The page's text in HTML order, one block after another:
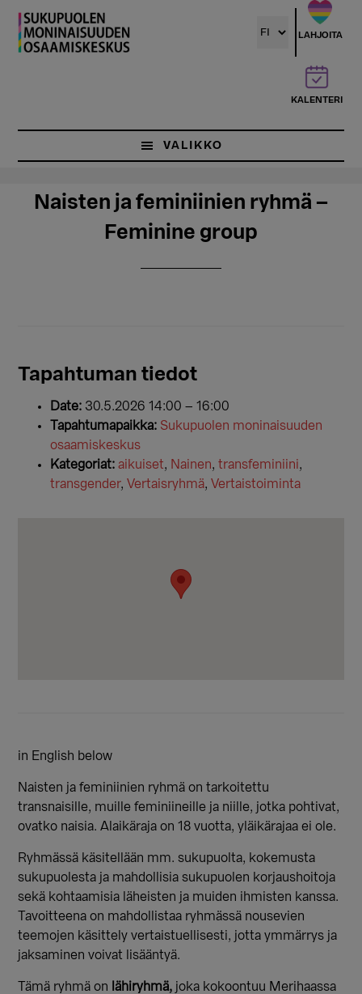
Hyppää
pääsisältöön
LAHJOITA
KALENTERI
VALIKKO
Naisten ja feminiinien ryhmä –
Feminine group
Tapahtuman tiedot
Date: 30.5.2026 14:00 –16:00
Tapahtumapaikka: Sukupuolen moninaisuuden
osaamiskeskus
Kategoriat: aikuiset, Nainen,transfeminiini,
transgender,Vertaisryhmä,Vertaistoiminta
in English below
Naisten ja feminiinien ryhmä on tarkoitettu
transnaisille, muille feminiineille ja niille, jotka pohtivat,
ovatko naisia. Alaikäraja on 18 vuotta, yläikärajaa ei ole.
Ryhmässä käsitellään mm. sukupuolta, kokemusta
sukupuolesta ja mahdollisia sukupuolen korjaushoitoja
sekä kohtaamisia läheisten ja muiden ihmisten kanssa.
Tavoitteena on mahdollistaa ryhmässä nousevien
teemojen käsittely vertaistuellisesti, jotta ymmärrys ja
jaksaminen voivat lisääntyä.
Tämä ryhmä on lähiryhmä, joka kokoontuu Merihaassa